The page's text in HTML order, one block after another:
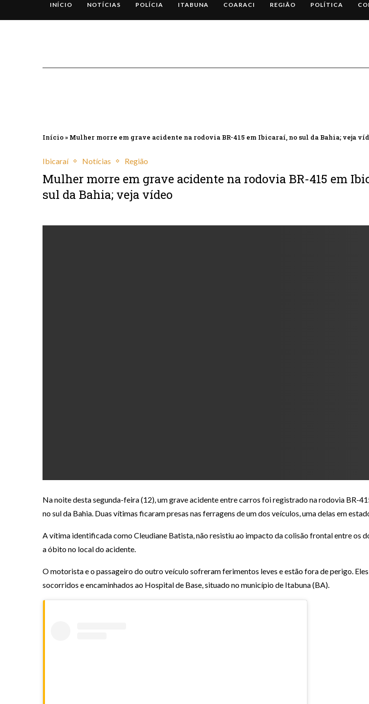
INÍCIO NOTÍCIAS POLÍCIA ITABUNA COARACI REGIÃO POLÍTICA
Início» Mulher morre em grave acidente na rodovia BR-415 em Ibicaraí, no sul da Bahia; veja
Ibicaraí Notícias Região
Mulher morre em grave acidente na rodovia BR-415 em
sul da Bahia; veja vídeo
Na noite desta segunda-feira (12), um grave acidente entre carros foi registrado na rodovia BR-
no sul da Bahia. Duas vítimas ficaram presas nas ferragens de um dos veículos, uma delas em
A vítima identificada como Cleudiane Batista, não resistiu ao impacto da colisão frontal entre os
a óbito no local do acidente.
O motorista e o passageiro do outro veículo sofreram ferimentos leves e estão fora de perigo.
socorridos e encaminhados ao Hospital de Base, situado no município de Itabuna (BA).